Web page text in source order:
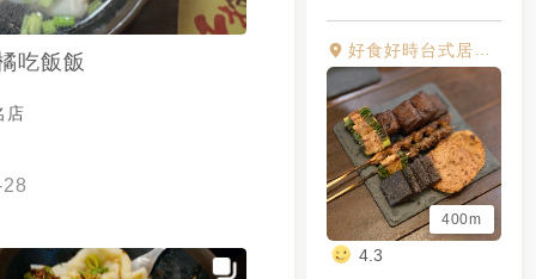
好食好時台式居酒屋
400m
4.3
吃飯飯
店